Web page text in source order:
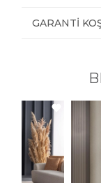
GARANTI